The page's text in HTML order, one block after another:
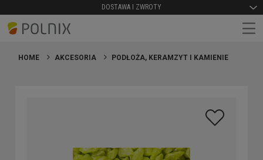
DOSTAWA I ZWROTY
HOME AKCESORIA PODŁOŻA, KERAMZYT I KAMIENIE